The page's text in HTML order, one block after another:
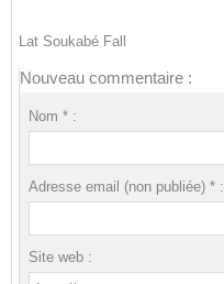
Lat Soukabé Fall
Nouveau commentaire :
Nom * :
Adresse email (non publiée) * :
Site web :